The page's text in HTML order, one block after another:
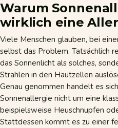
Warum
wirklich eine
Viele Menschen glauben, bei
selbst das Problem. Tatsächlich
das Sonnenlicht als solches,
Strahlen in den Hautzellen
Genau genommen handelt es
Sonnenallergie nicht um eine
beispielsweise Heuschnupfen
Stattdessen kommt es zu einer